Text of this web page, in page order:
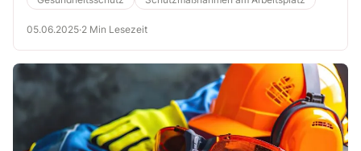
wirklich, was sie versprechen?
05.06.2025·2 Min Lesezeit